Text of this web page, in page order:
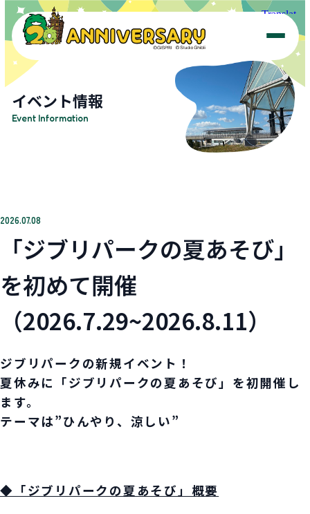
History
Event
News & Topics
イベント情報
Event Information
2026.07.08
「ジブリパークの夏あそび」
を初めて開催
（2026.7.29~2026.8.11）
ジブリパークの新規イベント！
夏休みに「ジブリパークの夏あそび 」を初開催し
ます。
テーマは”ひんやり、涼しい”
◆「ジブリパークの夏あそび」概要